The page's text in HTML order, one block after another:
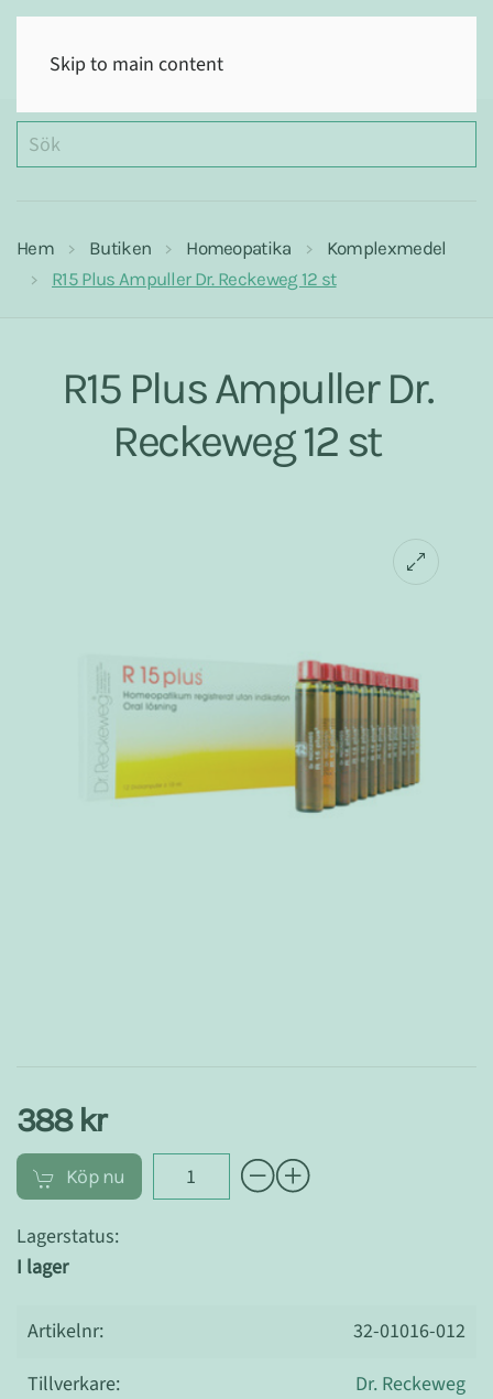
Skip to main content
Hem Butiken Homeopatika
Komplexmedel
R15 Plus Ampuller Dr. Reckeweg 12 st
R15 Plus Ampuller Dr.
Reckeweg 12 st
388 kr
Köp nu
Lagerstatus:
I lager
Artikelnr:
32-01016-012
Tillverkare:
Dr. Reckeweg